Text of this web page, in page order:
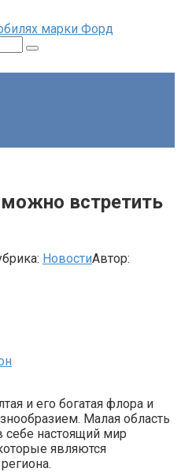
встретить
НовостиАвтор:
и его богатая флора и
Малая область
себе настоящий мир
являются